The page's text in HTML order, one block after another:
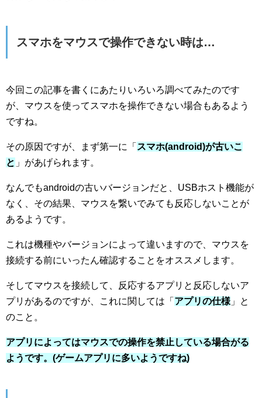
スマホをマウスで操作できない時は…
今回この記事を書くにあたりいろいろ調べてみたのです
が、マウスを使ってスマホを操作できない場合もあるよう
ですね。
その原因ですが、まず第一に「 スマホ(android)が古いこ
と 」があげられます。
なんでもandroidの古いバージョンだと、USBホスト機能が
なく、その結果、マウスを繋いでみても反応しないことが
あるようです。
これは機種やバージョンによって違いますので、マウスを
接続する前にいったん確認することをオススメします。
そしてマウスを接続して、反応するアプリと反応しないア
プリがあるのですが、これに関しては「 アプリの仕様 」と
のこと。
アプリによってはマウスでの操作を禁止している場合がる
ようです。(ゲームアプリに多いようですね)